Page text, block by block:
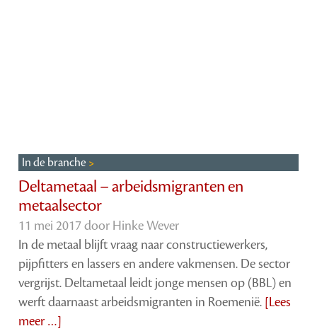
In de branche
Deltametaal – arbeidsmigranten en
metaalsector
11 mei 2017 door Hinke Wever
In de metaal blijft vraag naar constructiewerkers,
pijpfitters en lassers en andere vakmensen. De sector
vergrijst. Deltametaal leidt jonge mensen op (BBL) en
werft daarnaast arbeidsmigranten in Roemenië. [Lees
meer …]